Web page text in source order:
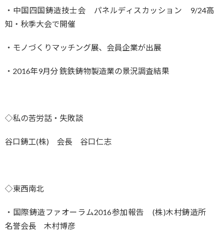
・中国四国鋳造技士会 パネルディスカッション 9/24高
知・秋季大会で開催
・モノづくりマッチング展、会員企業が出展
・2016年9月分 銑鉄鋳物製造業の景況調査結果
◇私の苦労話・失敗談
谷口鋳工(株) 会長 谷口仁志
◇東西南北
・国際鋳造ファオーラム2016参加報告 (株)木村鋳造所
名誉会長 木村博彦